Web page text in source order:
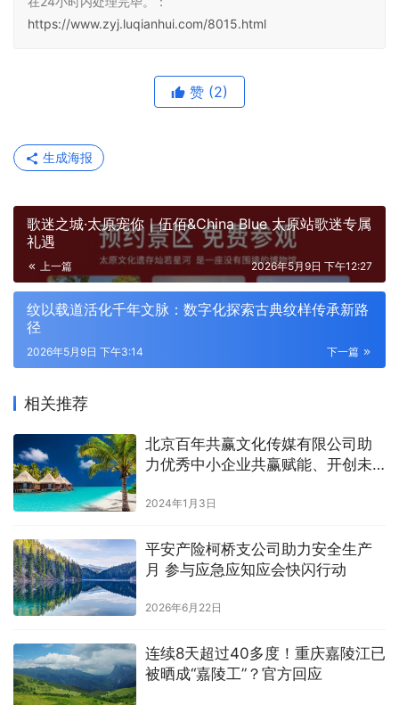
https://www.zyj.luqianhui.com/8015.html
赞 (2)
生成海报
歌迷之城·太原宠你｜伍佰&China Blue 太原站歌迷专属
礼遇
上一篇 2026年5月9日 下午12:27
纹以载道活化千年文脉：数字化探索古典纹样传承新路
径
下一篇
2026年5月9日 下午3:14
相关推荐
北京百年共赢文化传媒有限公司助
力优秀中小企业共赢赋能、开创未
2024年1月3日
平安产险柯桥支公司助力安全生产
月 参与应急应知应会快闪行动
2026年6月22日
连续8天超过40多度！重庆嘉陵江已
被晒成“嘉陵工”？官方回应